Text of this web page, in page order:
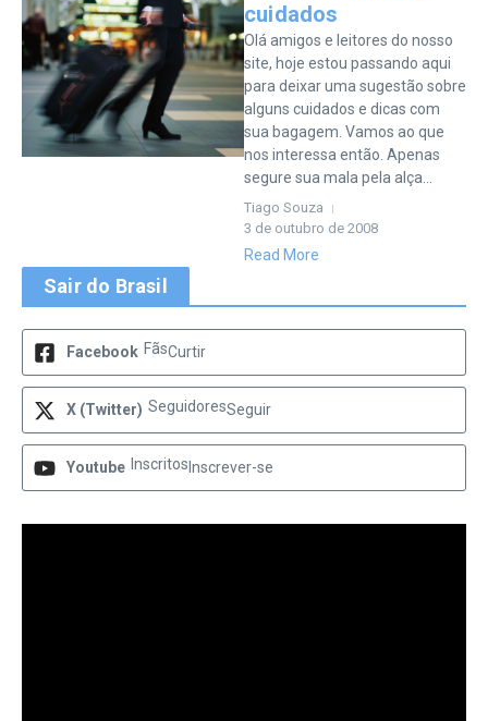
cuidados
Olá amigos e leitores do nosso
site, hoje estou passando aqui
para deixar uma sugestão sobre
alguns cuidados e dicas com
sua bagagem. Vamos ao que
nos interessa então. Apenas
segure sua mala pela alça...
Tiago Souza
3 de outubro de 2008
Read More
Sair do Brasil
Facebook FãsCurtir
X (Twitter) SeguidoresSeguir
Youtube Inscritos Inscrever-se